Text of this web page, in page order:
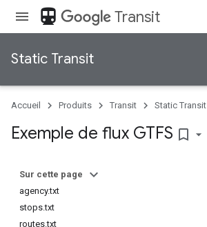
directions_transit Transit
Static Transit
Accueil Produits Transit Static Transit
Exemple de flux GTFS bookmark_border
Sur cette page
agency.txt
stops.txt
routes.txt